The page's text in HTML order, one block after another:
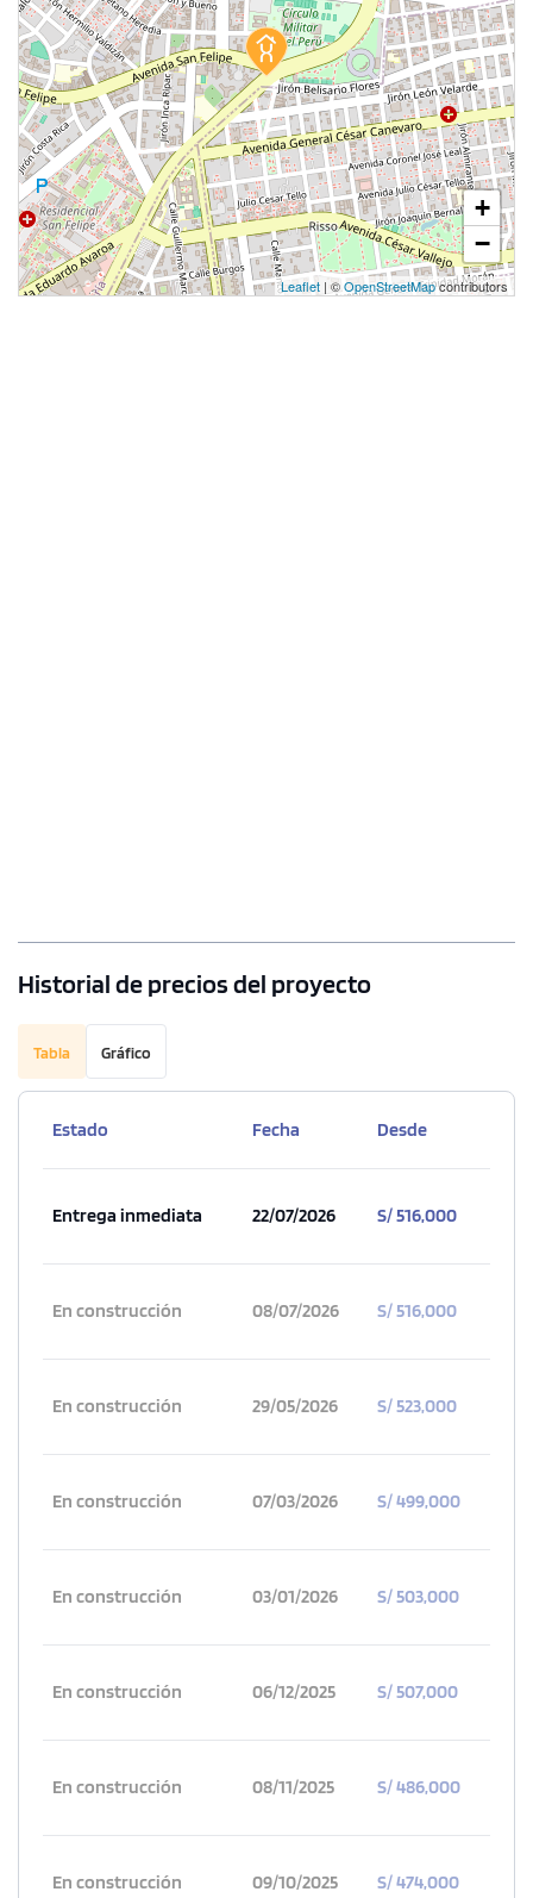
+
−
Leaflet | ©OpenStreetMapcontributors
Historial de precios del proyecto
Tabla Gráfico
Estado Fecha Desde
Entrega inmediata 22/07/2026 S/ 516,000
En construcción 08/07/2026 S/ 516,000
En construcción 29/05/2026 S/ 523,000
En construcción 07/03/2026 S/ 499,000
En construcción 03/01/2026 S/ 503,000
En construcción 06/12/2025 S/ 507,000
En construcción 08/11/2025 S/ 486,000
En construcción 09/10/2025 S/ 474,000